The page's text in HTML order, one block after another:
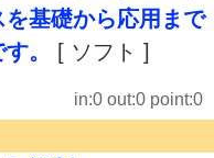
基礎から応用まで
。
[ ソフト ]
in:0 out:0 point:0